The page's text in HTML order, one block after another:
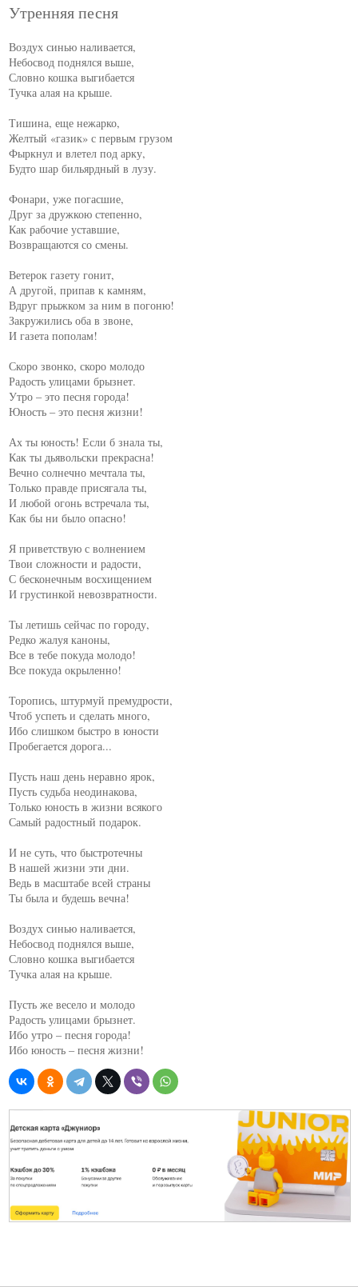
Утренняя песня
Воздух синью наливается,
Небосвод поднялся выше,
Словно кошка выгибается
Тучка алая на крыше.
Тишина, еще нежарко,
Желтый «газик» с первым грузом
Фыркнул и влетел под арку,
Будто шар бильярдный в лузу.
Фонари, уже погасшие,
Друг за дружкою степенно,
Как рабочие уставшие,
Возвращаются со смены.
Ветерок газету гонит,
А другой, припав к камням,
Вдруг прыжком за ним в погоню!
Закружились оба в звоне,
И газета пополам!
Скоро звонко, скоро молодо
Радость улицами брызнет.
Утро – это песня города!
Юность – это песня жизни!
Ах ты юность! Если б знала ты,
Как ты дьявольски прекрасна!
Вечно солнечно мечтала ты,
Только правде присягала ты,
И любой огонь встречала ты,
Как бы ни было опасно!
Я приветствую с волнением
Твои сложности и радости,
С бесконечным восхищением
И грустинкой невозвратности.
Ты летишь сейчас по городу,
Редко жалуя каноны,
Все в тебе покуда молодо!
Все покуда окрыленно!
Торопись, штурмуй премудрости,
Чтоб успеть и сделать много,
Ибо слишком быстро в юности
Пробегается дорога...
Пусть наш день неравно ярок,
Пусть судьба неодинакова,
Только юность в жизни всякого
Самый радостный подарок.
И не суть, что быстротечны
В нашей жизни эти дни.
Ведь в масштабе всей страны
Ты была и будешь вечна!
Воздух синью наливается,
Небосвод поднялся выше,
Словно кошка выгибается
Тучка алая на крыше.
Пусть же весело и молодо
Радость улицами брызнет.
Ибо утро – песня города!